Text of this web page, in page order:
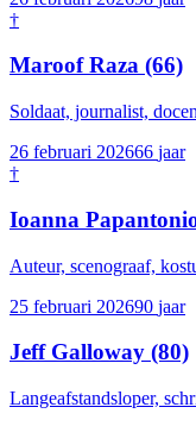
†
Maroof Raza (66)
Soldaat, journalist,
26 februari 202666 jaar
†
Ioanna
Auteur, scenograaf,
25 februari 202690 jaar
Jeff Galloway (80)
Langeafstandsloper,